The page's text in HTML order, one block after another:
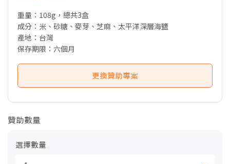
重量：108g，總共3盒
成分：米、砂糖、麥芽、芝麻、太平洋深層海鹽
產地：台灣
保存期限：六個月
更換贊助專案
贊助數量
選擇數量